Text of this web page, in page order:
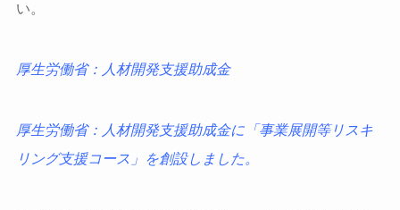
い。
厚生労働省：人材開発支援助成金
厚生労働省：人材開発支援助成金に「事業展開等リスキ
リング支援コース」を創設しました。